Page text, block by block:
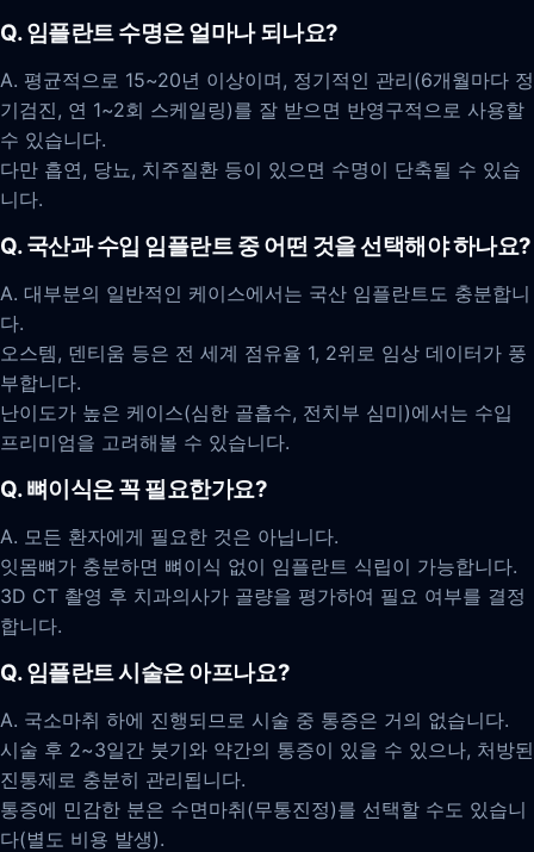
Q. 임플란트 수명은 얼마나 되나요?
A. 평균적으로 15~20년 이상이며, 정기적인 관리(6개월마다 정
기검진, 연 1~2회 스케일링)를 잘 받으면 반영구적으로 사용할
수 있습니다.
다만 흡연, 당뇨, 치주질환 등이 있으면 수명이 단축될 수 있습
니다.
Q. 국산과 수입 임플란트 중 어떤 것을 선택해야 하나요?
A. 대부분의 일반적인 케이스에서는 국산 임플란트도 충분합니
다.
오스템, 덴티움 등은 전 세계 점유율 1, 2위로 임상 데이터가 풍
부합니다.
난이도가 높은 케이스(심한 골흡수, 전치부 심미)에서는 수입
프리미엄을 고려해볼 수 있습니다.
Q. 뼈이식은 꼭 필요한가요?
A. 모든 환자에게 필요한 것은 아닙니다.
잇몸뼈가 충분하면 뼈이식 없이 임플란트 식립이 가능합니다.
3D CT 촬영 후 치과의사가 골량을 평가하여 필요 여부를 결정
합니다.
Q. 임플란트 시술은 아프나요?
A. 국소마취 하에 진행되므로 시술 중 통증은 거의 없습니다.
시술 후 2~3일간 붓기와 약간의 통증이 있을 수 있으나, 처방된
진통제로 충분히 관리됩니다.
통증에 민감한 분은 수면마취(무통진정)를 선택할 수도 있습니
다(별도 비용 발생).